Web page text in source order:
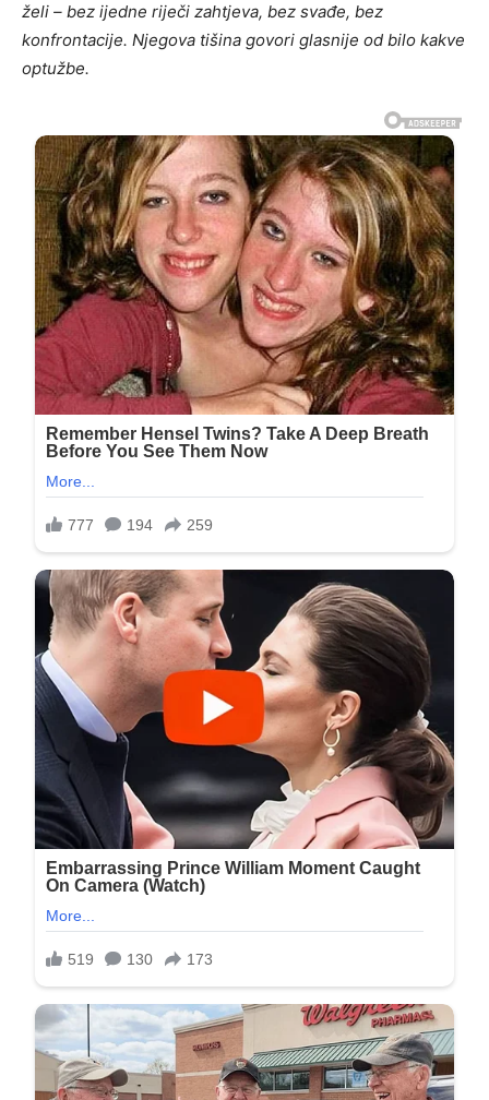
želi – bez ijedne riječi zahtjeva, bez svađe, bez
konfrontacije. Njegova tišina govori glasnije od bilo kakve
optužbe.